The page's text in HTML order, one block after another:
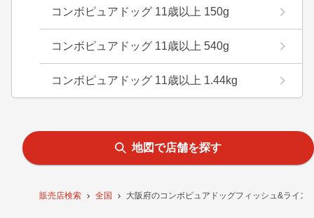
販売店検索 全国 大阪府のコンボピュアドッグフィッシュ&ライス
コンボピュアドッグ 11歳以上 150g
コンボピュアドッグ 11歳以上 540g
コンボピュアドッグ 11歳以上 1.44kg
地図で店舗を探す